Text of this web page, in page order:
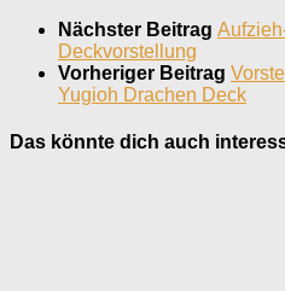
Nächster Beitrag
Deckvorstellung
Vorheriger Beitrag
Yugioh Drachen Deck
Das könnte dich auch